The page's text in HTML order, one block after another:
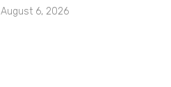
August 6, 2026